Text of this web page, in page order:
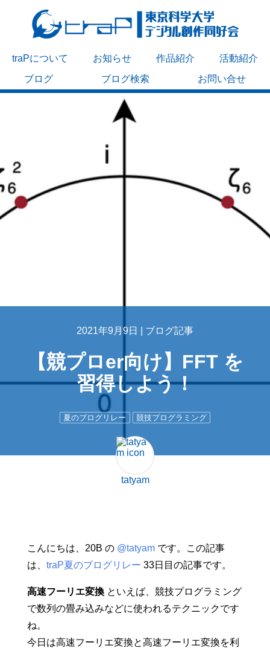
traPについて お知らせ 作品紹介
活動紹介
ブログ
ブログ検索 お問い合せ
2021年9月9日 | ブログ記事
【競プロer向け】FFT を
習得しよう！
夏のブログリレー 競技プログラミング
tatyam
こんにちは、20B の @tatyamです。この記事
は、 traP夏のブログリレー 33日目の記事です。
高速フーリエ変換といえば、競技プログラミング
で数列の畳み込みなどに使われるテクニックです
ね。
今日は高速フーリエ変換と高速フーリエ変換を利